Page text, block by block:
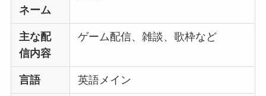
ネーム
主な配
信内容
ゲーム配信、雑談、歌枠など
言語 英語メイン